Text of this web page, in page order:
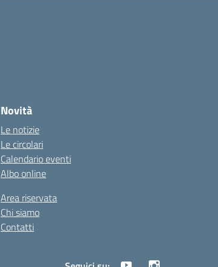
Novità
Le notizie
Le circolari
Calendario eventi
Albo online
Area riservata
Chi siamo
Contatti